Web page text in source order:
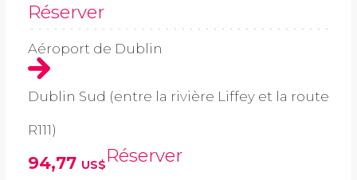
Réserver
Aéroport de Dublin
Dublin Sud (entre la rivière Liffey et la route
R111)
94,77 US$Réserver